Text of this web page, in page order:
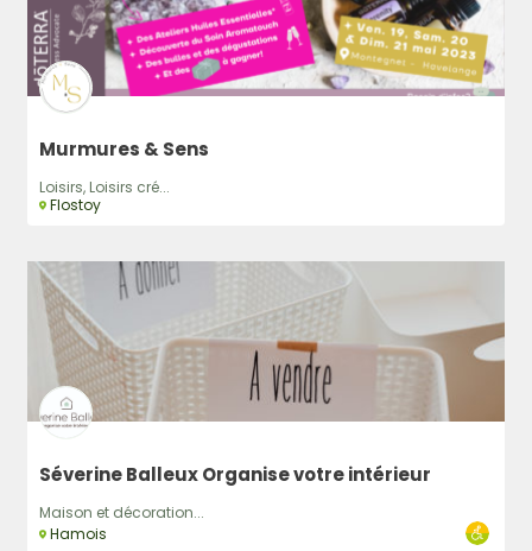
Murmures & Sens
Loisirs, Loisirs cré...
Flostoy
Séverine Balleux Organise votre intérieur
Maison et décoration...
Hamois